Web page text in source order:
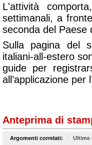
L'attività
settimanali, a
seconda del Paese
Sulla pagina del
italiani-all-estero
guide per
all’applicazione per
Anteprima di
Argomenti correlati: Ultime